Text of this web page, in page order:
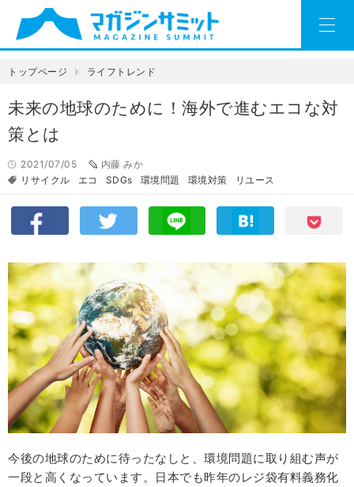
トップページ ライフトレンド
未来の地球のために！海外で進むエコな対
策とは
2021/07/05
内藤 みか
リサイクル
エコ SDGs 環境問題 環境対策 リユース
今後の地球のために待ったなしと、環境問題に取り組む声が
一段と高くなっています。日本でも昨年のレジ袋有料義務化